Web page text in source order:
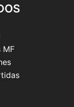
MF